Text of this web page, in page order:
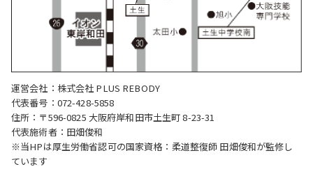
運営会社：株式会社 PLUS REBODY
代表番号：072-428-5858
住所：〒596-0825 大阪府岸和田市土生町 8-23-31
代表施術者：田畑俊和
※当HPは厚生労働省認可の国家資格：柔道整復師 田畑俊和が監修し
ています